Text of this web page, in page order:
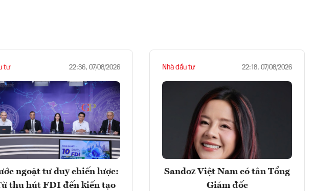
tư 22:36, 07/08/2026
ngoặt tư duy chiến lược:
thu hút FDI đến kiến tạo
Nhà đầu tư 22:18, 07/08/2026
Sandoz Việt Nam có tân Tổng
Giám đốc